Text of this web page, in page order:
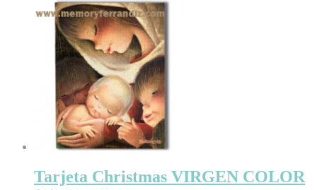
Tarjeta Christmas VIRGEN COLOR